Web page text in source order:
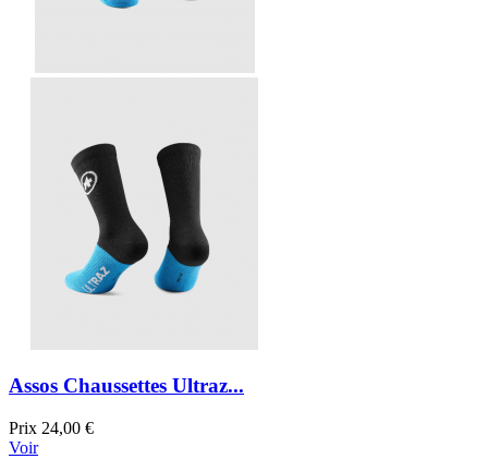
Assos Chaussettes Ultraz...
Prix 24,00 €
Voir